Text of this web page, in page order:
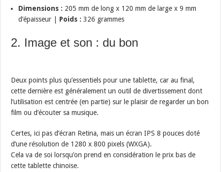
Dimensions : 205 mm de long x 120 mm de large x 9 mm
d’épaisseur | Poids :326 grammes
2. Image et son : du bon
Deux points plus qu’essentiels pour une tablette, car au final,
cette dernière est généralement un outil de divertissement dont
l’utilisation est centrée (en partie) sur le plaisir de regarder un bon
film ou d’écouter sa musique.
Certes, ici pas d’écran Retina, mais un écran IPS 8 pouces doté
d’une résolution de 1280 x 800 pixels (WXGA).
Cela va de soi lorsqu’on prend en considération le prix bas de
cette tablette chinoise.